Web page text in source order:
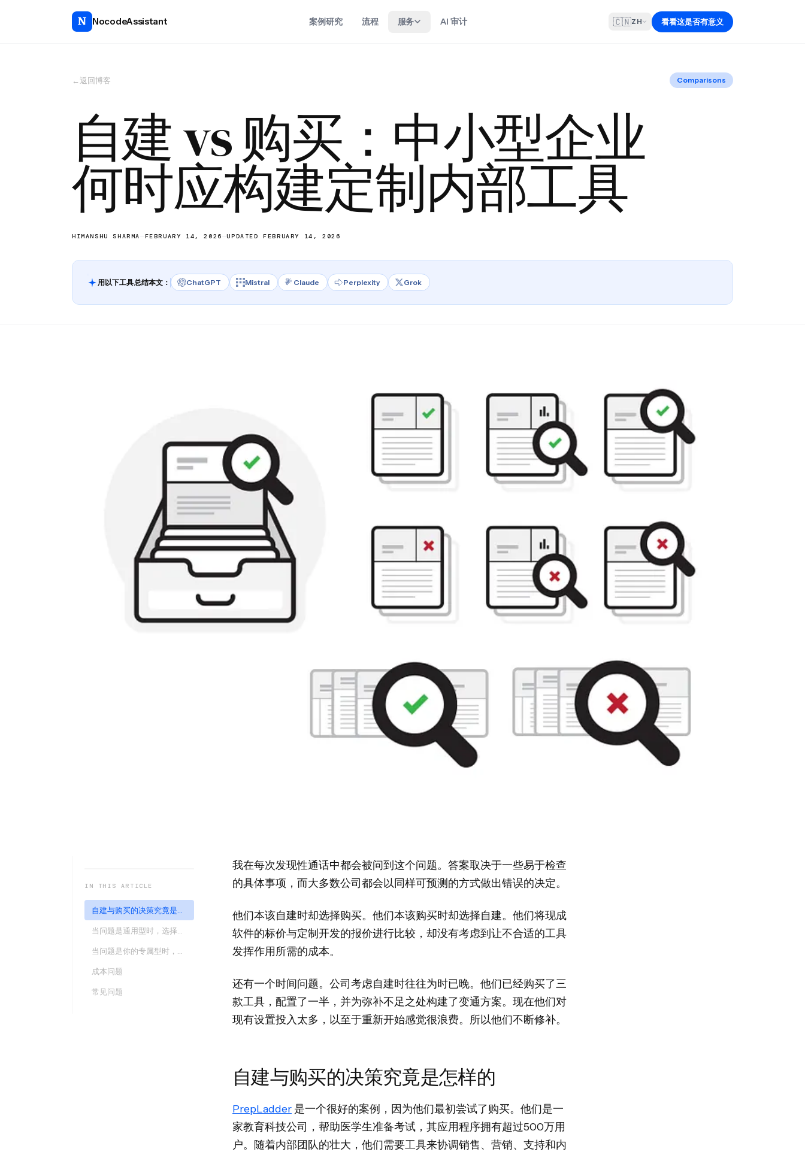
NocodeAssistant 案例研究 流程 服务 AI 审计 🇨🇳ZH 看看这是否有意义
←返回博客 Comparisons
自建 vs 购买：中小型企业
何时应构建定制内部工具
HIMANSHU SHARMA—FEBRUARY 14, 2026—UPDATED FEBRUARY 14, 2026
用以下工具总结本文： ChatGPT Mistral Claude Perplexity Grok
IN THIS ARTICLE
成本问题
常见问题
我在每次发现性通话中都会被问到这个问题。答案取决于一些易于检查
的具体事项，而大多数公司都会以同样可预测的方式做出错误的决定。
他们本该自建时却选择购买。他们本该购买时却选择自建。他们将现成
软件的标价与定制开发的报价进行比较，却没有考虑到让不合适的工具
发挥作用所需的成本。
还有一个时间问题。公司考虑自建时往往为时已晚。他们已经购买了三
款工具，配置了一半，并为弥补不足之处构建了变通方案。现在他们对
现有设置投入太多，以至于重新开始感觉很浪费。所以他们不断修补。
自建与购买的决策究竟是怎样的
PrepLadder 是一个很好的案例，因为他们最初尝试了购买。他们是一
家教育科技公司，帮助医学生准备考试，其应用程序拥有超过500万用
户。随着内部团队的壮大，他们需要工具来协调销售、营销、支持和内